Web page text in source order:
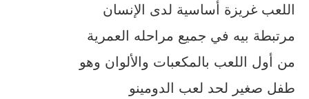
اللعب غريزة أساسية لدى الإنسان
مرتبطة بيه في جميع مراحله العمرية
من أول اللعب بالمكعبات والألوان وهو
طفل صغير لحد لعب الدومينو